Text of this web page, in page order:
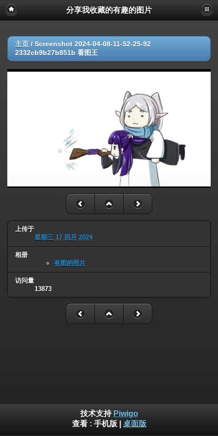
分享我收藏的有趣的图片
主页 / Screenshot 2024-04-08-11-52-25-92
2332cb9b27b851b 看图王
上传于
星期三 17 四月 2024
相册
有图的照片
访问量
13873
技术支持 Piwigo
查看 : 手机版 桌面版